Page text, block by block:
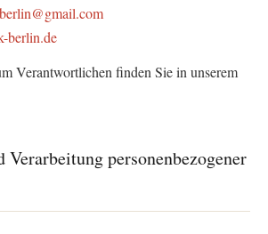
berlin.de
Verantwortlichen finden Sie in unserem
Verarbeitung personenbezogener